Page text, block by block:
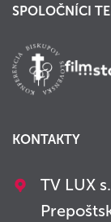
SPOLOČNÍCI
KONTAKTY
TV LUX